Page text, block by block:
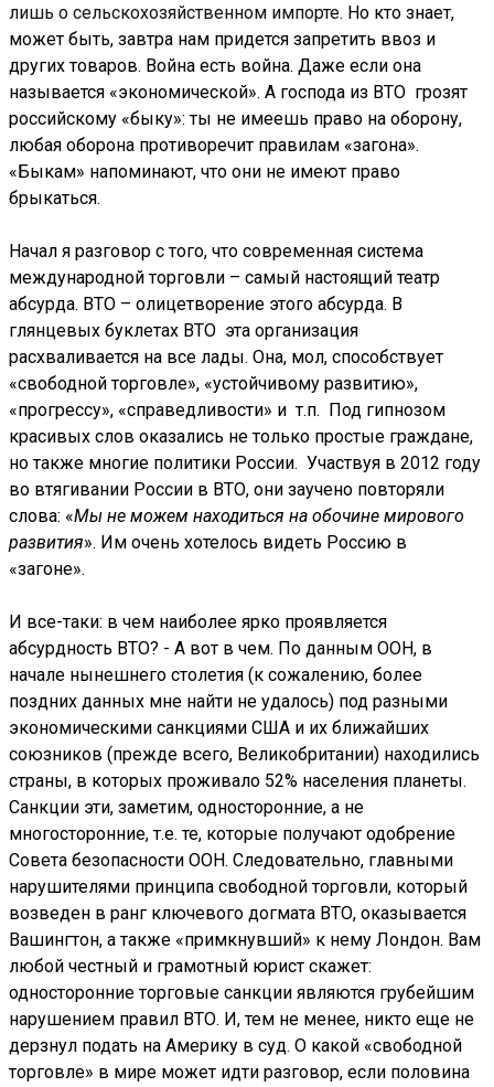
лишь о сельскохозяйственном импорте. Но кто знает,
может быть, завтра нам придется запретить ввоз и
других товаров. Война есть война. Даже если она
называется «экономической». А господа из ВТО грозят
российскому «быку»: ты не имеешь право на оборону,
любая оборона противоречит правилам «загона».
«Быкам» напоминают, что они не имеют право
брыкаться.
Начал я разговор с того, что современная система
международной торговли – самый настоящий театр
абсурда. ВТО – олицетворение этого абсурда. В
глянцевых буклетах ВТО эта организация
расхваливается на все лады. Она, мол, способствует
«свободной торговле», «устойчивому развитию»,
«прогрессу», «справедливости» и т.п. Под гипнозом
красивых слов оказались не только простые граждане,
но также многие политики России. Участвуя в 2012 году
во втягивании России в ВТО, они заучено повторяли
слова: «Мы не можем находиться на обочине мирового
развития». Им очень хотелось видеть Россию в
«загоне».
И все-таки: в чем наиболее ярко проявляется
абсурдность ВТО? - А вот в чем. По данным ООН, в
начале нынешнего столетия (к сожалению, более
поздних данных мне найти не удалось) под разными
экономическими санкциями США и их ближайших
союзников (прежде всего, Великобритании) находились
страны, в которых проживало 52% населения планеты.
Санкции эти, заметим, односторонние, а не
многосторонние, т.е. те, которые получают одобрение
Совета безопасности ООН. Следовательно, главными
нарушителями принципа свободной торговли, который
возведен в ранг ключевого догмата ВТО, оказывается
Вашингтон, а также «примкнувший» к нему Лондон. Вам
любой честный и грамотный юрист скажет:
односторонние торговые санкции являются грубейшим
нарушением правил ВТО. И, тем не менее, никто еще не
дерзнул подать на Америку в суд. О какой «свободной
торговле» в мире может идти разговор, если половина